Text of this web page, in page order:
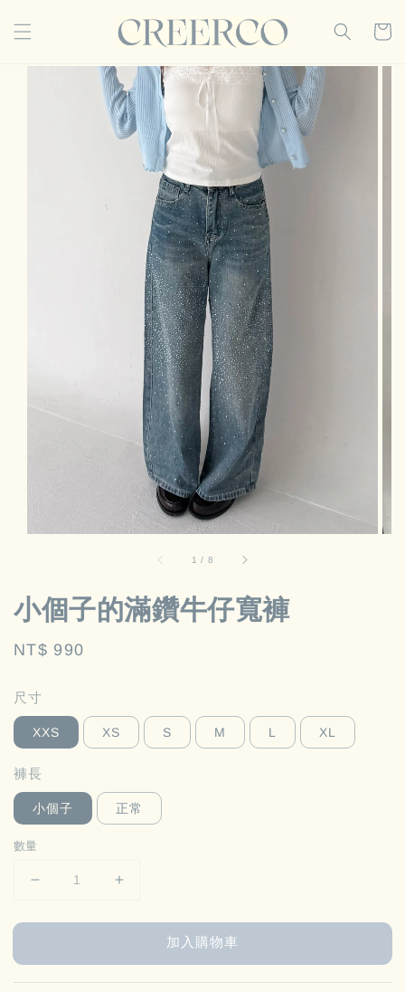
1 / 8
小個子的滿鑽牛仔寬褲
Regular
NT$ 990
尺寸
XXS XS S M L XL
褲長
小個子 正常
數量
加入購物車